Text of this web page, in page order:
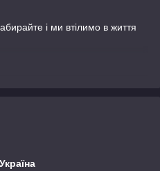
і ми втілимо в життя
Україна